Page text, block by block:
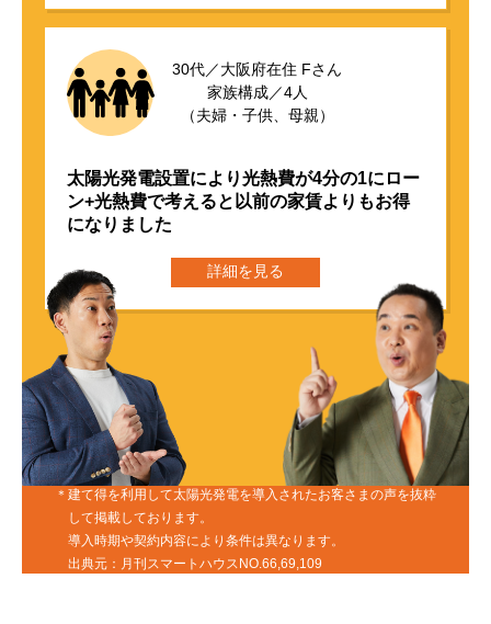
30代／大阪府在住 Fさん
家族構成／4人
（夫婦・子供、母親）
太陽光発電設置により光熱費が4分の1に ロー
ン+光熱費で考えると以前の家賃よりもお得
になりました
詳細を見る
建て得を利用して太陽光発電を導入されたお客さまの声を抜粋
して掲載しております。
導入時期や契約内容により条件は異なります。
出典元：月刊スマートハウスNO.66,69,109